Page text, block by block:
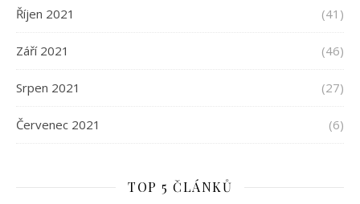
Říjen 2021 (41)
Září 2021 (46)
Srpen 2021 (27)
Červenec 2021 (6)
TOP 5 ČLÁNKŮ